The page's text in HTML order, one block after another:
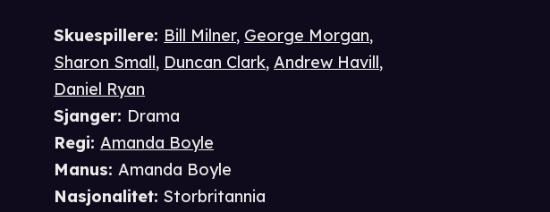
Skuespillere: Bill Milner, George Morgan,
Sharon Small, Duncan Clark,Andrew Havill,
Daniel Ryan
Sjanger: Drama
Regi:Amanda Boyle
Manus:Amanda Boyle
Nasjonalitet: Storbritannia